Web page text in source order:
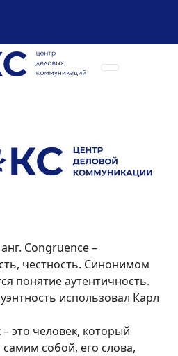
Congruence –
честность. Синонимом
понятие аутентичность.
использовал Карл
это человек, который
самим собой, его слова,